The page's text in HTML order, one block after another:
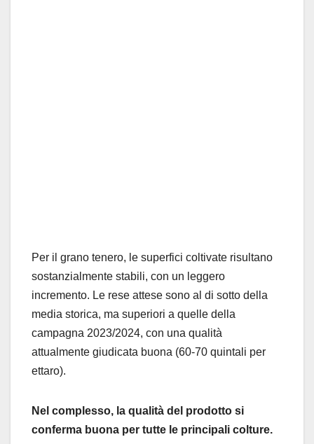
Per il grano tenero, le superfici coltivate risultano
sostanzialmente stabili, con un leggero
incremento. Le rese attese sono al di sotto della
media storica, ma superiori a quelle della
campagna 2023/2024, con una qualità
attualmente giudicata buona (60-70 quintali per
ettaro).
Nel complesso, la qualità del prodotto si
conferma buona per tutte le principali colture.